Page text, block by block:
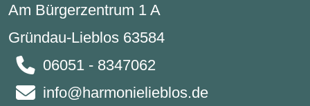
Am Bürgerzentrum 1 A
Gründau-Lieblos 63584
06051 - 8347062
info@harmonielieblos.de